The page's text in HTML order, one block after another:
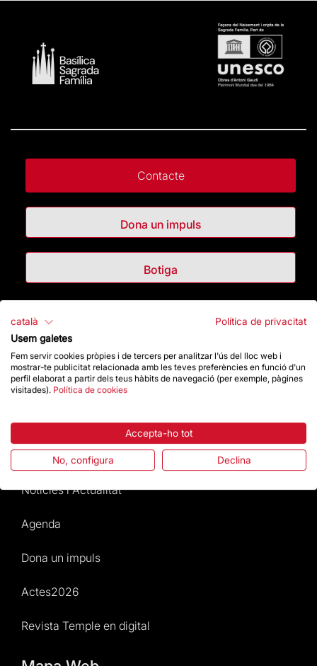
Contacte
Dona un impuls
Botiga
Destacats
La Fundació
Preguntes freqüents
Atenció al Visitant
Normativa i condicions de compra
Notícies i Actualitat
Agenda
Dona un impuls
Actes2026
Revista Temple en digital
català
Política de privacitat
Usem galetes
Fem servir cookies pròpies i de tercers per analitzar l'ús del lloc web i
mostrar-te publicitat relacionada amb les teves preferències en funció d'un
perfil elaborat a partir dels teus hàbits de navegació (per exemple, pàgines
visitades). Política de cookies
Accepta-ho tot
No, configura Declina